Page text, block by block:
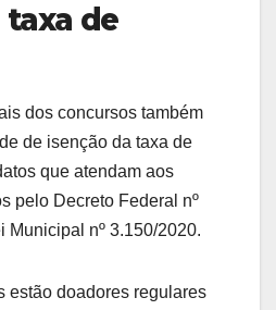
taxa de
dos concursos também
de isenção da taxa de
que atendam aos
pelo Decreto Federal nº
Municipal nº 3.150/2020.
estão doadores regulares